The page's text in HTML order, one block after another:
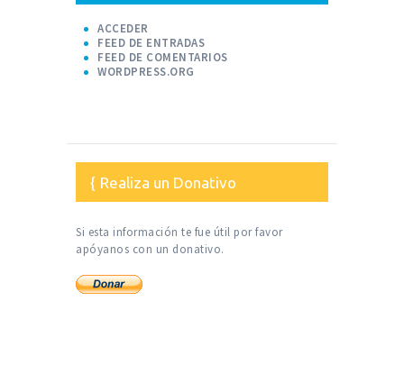
ACCEDER
FEED DE ENTRADAS
FEED DE COMENTARIOS
WORDPRESS.ORG
Realiza un Donativo
Si esta información te fue útil por favor
apóyanos con un donativo.